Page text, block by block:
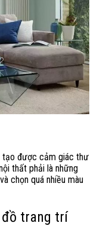
tạo được cảm giác thư
thất phải là những
chọn quá nhiều màu
trang trí